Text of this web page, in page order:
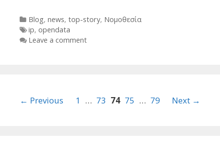
Categories
Blog, news, top-story, Νομοθεσία
Tags
ip, opendata
Leave a comment
Post
← Previous 1 … 73 74 75 … 79 Next →